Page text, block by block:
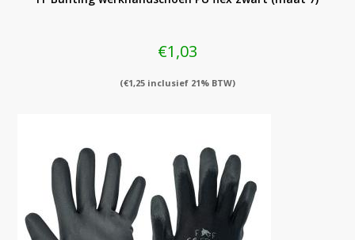
€1,03
(€1,25 inclusief 21% BTW)